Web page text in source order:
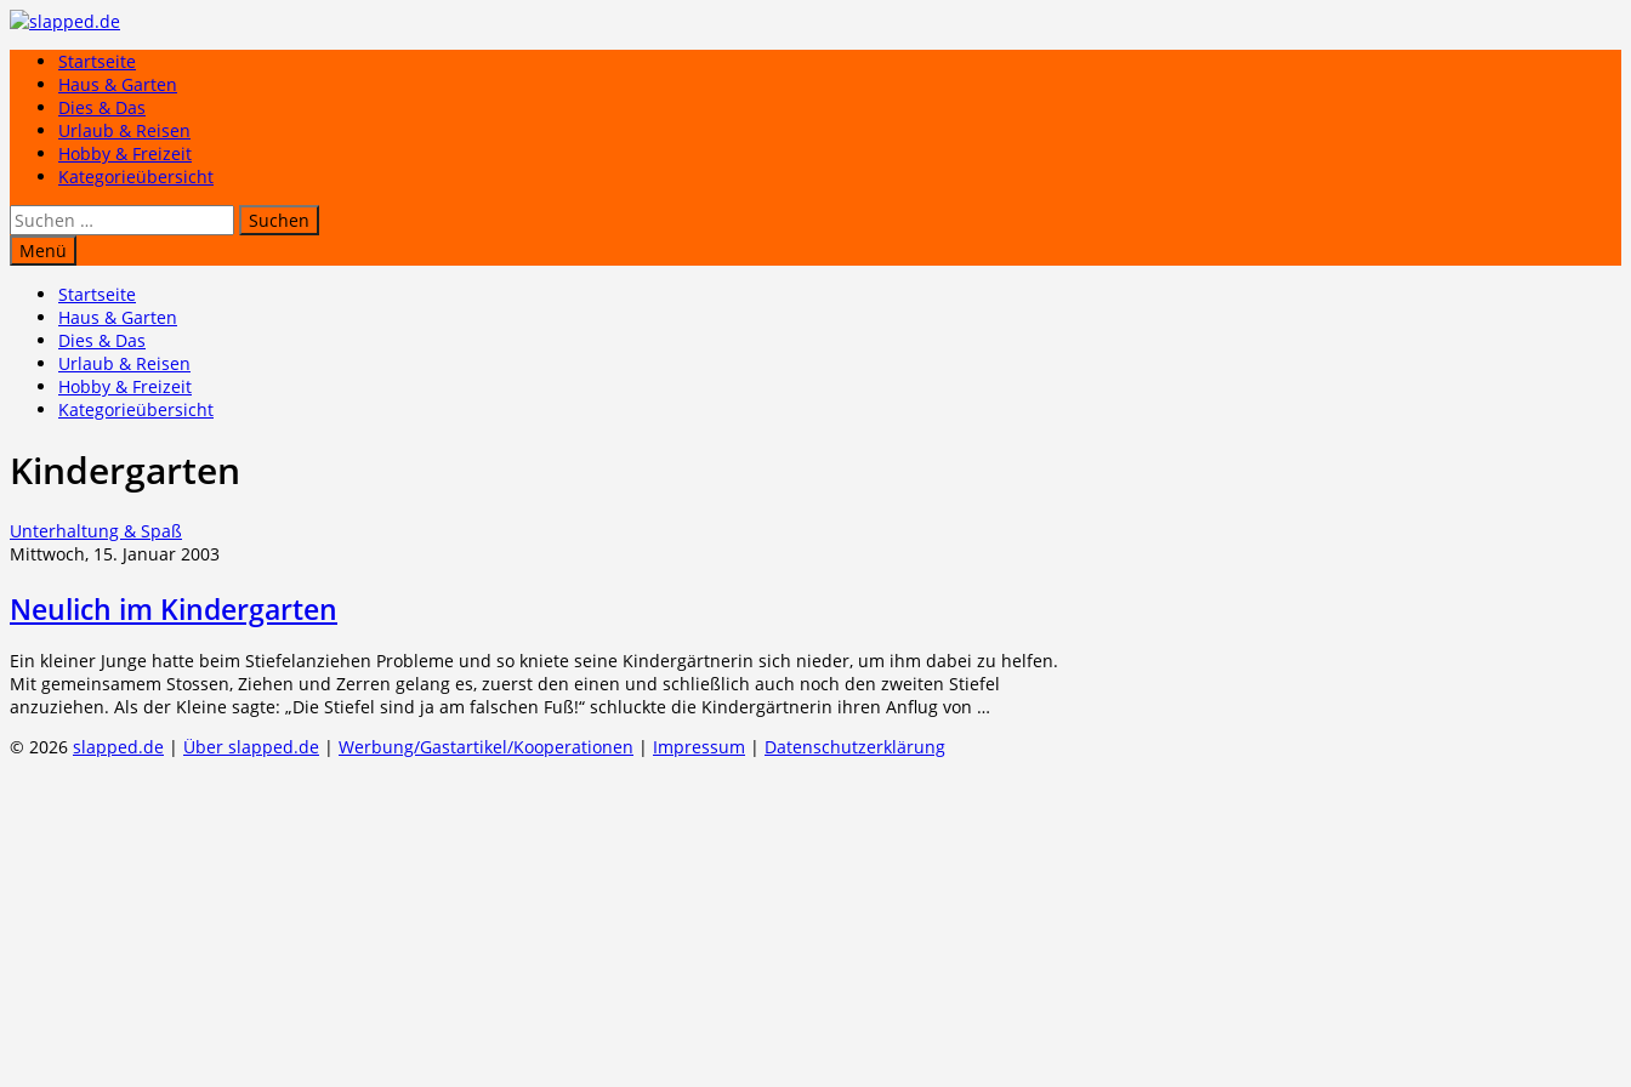
Zum
springenStartseite
Haus & Garten
Dies & Das
Urlaub & Reisen
Hobby & Freizeit
Kategorieübersicht
Suchen
nach:
Menü
Startseite
Haus & Garten
Dies & Das
Urlaub & Reisen
Hobby & Freizeit
Kategorieübersicht
Kindergarten
Unterhaltung & Spaß
Mittwoch, 15. Januar 2003
Neulich im Kindergarten
Ein kleiner Junge hatte beim Stiefelanziehen Probleme und so kniete seine Kindergärtnerin sich nieder, um ihm dabei zu helfen.
Mit gemeinsamem Stossen, Ziehen und Zerren gelang es, zuerst den einen und schließlich auch noch den zweiten Stiefel
anzuziehen. Als der Kleine sagte: „Die Stiefel sind ja am falschen Fuß!“ schluckte die Kindergärtnerin ihren Anflug von …
© 2026 slapped.de | Über slapped.de | Werbung/Gastartikel/Kooperationen | Impressum | Datenschutzerklärung